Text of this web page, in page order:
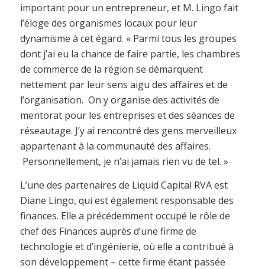
important pour un entrepreneur, et M. Lingo fait
l’éloge des organismes locaux pour leur
dynamisme à cet égard. « Parmi tous les groupes
dont j’ai eu la chance de faire partie, les chambres
de commerce de la région se démarquent
nettement par leur sens aigu des affaires et de
l’organisation. On y organise des activités de
mentorat pour les entreprises et des séances de
réseautage. J’y ai rencontré des gens merveilleux
appartenant à la communauté des affaires.
Personnellement, je n’ai jamais rien vu de tel. »
L’une des partenaires de Liquid Capital RVA est
Diane Lingo, qui est également responsable des
finances. Elle a précédemment occupé le rôle de
chef des Finances auprès d’une firme de
technologie et d’ingénierie, où elle a contribué à
son développement – cette firme étant passée